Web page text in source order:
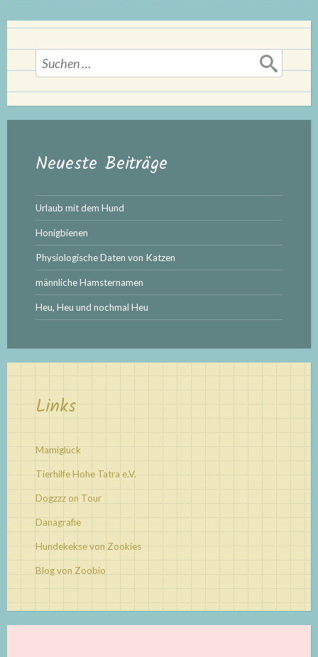
Suchen
nach:
Neueste Beiträge
Urlaub mit dem Hund
Honigbienen
Physiologische Daten von Katzen
männliche Hamsternamen
Heu, Heu und nochmal Heu
Links
Mamiglück
Tierhilfe Hohe Tatra e.V.
Dogzzz on Tour
Danagrafie
Hundekekse von Zookies
Blog von Zoobio